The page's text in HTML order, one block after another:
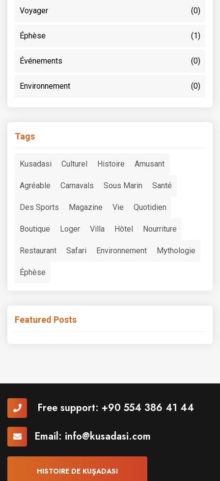
Voyager (0)
Éphèse (1)
Événements (0)
Environnement (0)
Tags
Kusadasi Culturel Histoire Amusant
Agréable Carnavals Sous Marin Santé
Des Sports Magazine Vie Quotidien
Boutique Loger Villa Hôtel Nourriture
Restaurant Safari Environnement Mythologie
Éphèse
Featured Posts
Free support: +90 554 386 41 44
Email: info@kusadasi.com
HISTOIRE DE KUŞADASI